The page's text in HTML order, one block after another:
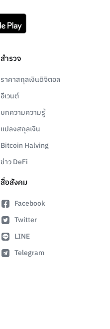
สำรวจ
ราคาสกุลเงินดิจิตอล
อีเวนต์
บทความความรู้
แปลงสกุลเงิน
Bitcoin Halving
ข่าว DeFi
สื่อสังคม
Facebook
Twitter
LINE
Telegram